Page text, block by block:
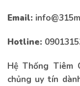
Email:
Hotline:
Hệ Thống Tiêm
chủng uy tín